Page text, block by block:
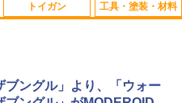
ー最大10倍＆3％クーポン】b
0.15 S&T 6mm 超精密バイオ
2000発 ボトル入り 【あす
ッシュロッドセット 1mmx50
33455](JAN：4942860334
ー(TAKARA TOMY) T-SPAR
フォーマー ニューレジェンズ
ンドウェーブ 可動フィギュア
ー(TAKARA TOMY) T-SPAR
MODEL リアライズモデル Z
ド RMZ-025 ライガーゼロフ
トイガン
(TOKYO MARUI) No.25 コル
ト HG 18歳以上エアーHOP
工具・塗装・材料
ス Mr.トップコート 水性プレ
プコートスプレー 光沢 88ml
上材 B601
ブングル」より、「ウォー